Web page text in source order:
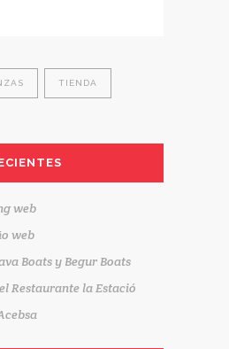
TIENDA
web
web
Boats y Begur Boats
Restaurante la Estació